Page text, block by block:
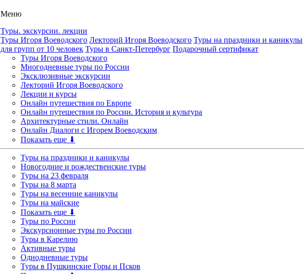
Меню
Туры. экскурсии. лекции
Туры Игоря Воеводского Лекторий Игоря Воеводского Туры на праздники и каникулы
для групп от 10 человек Туры в Санкт-Петербург Подарочный сертификат
Туры Игоря Воеводского
Многодневные туры по России
Эксклюзивные экскурсии
Лекторий Игоря Воеводского
Лекции и курсы
Онлайн путешествия по Европе
Онлайн путешествия по России. История и культура
Архитектурные стили. Онлайн
Онлайн Диалоги с Игорем Воеводским
Показать еще ⬇
Туры на праздники и каникулы
Новогодние и рождественские туры
Туры на 23 февраля
Туры на 8 марта
Туры на весенние каникулы
Туры на майские
Показать еще ⬇
Туры по России
Экскурсионные туры по России
Туры в Карелию
Активные туры
Однодневные туры
Туры в Пушкинские Горы и Псков